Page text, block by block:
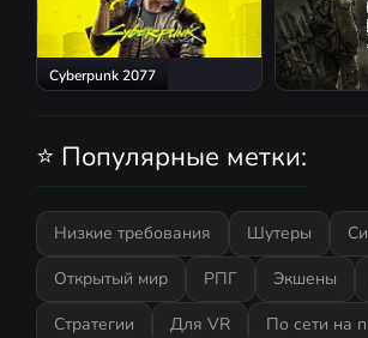
Cyberpunk 2077
⭐ Популярные метки:
Низкие требования Шутеры
Открытый мир
РПГ Экшены
Стратегии
Для VR
По сети на